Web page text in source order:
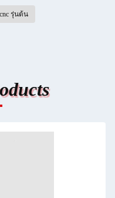
รุ่นต้น